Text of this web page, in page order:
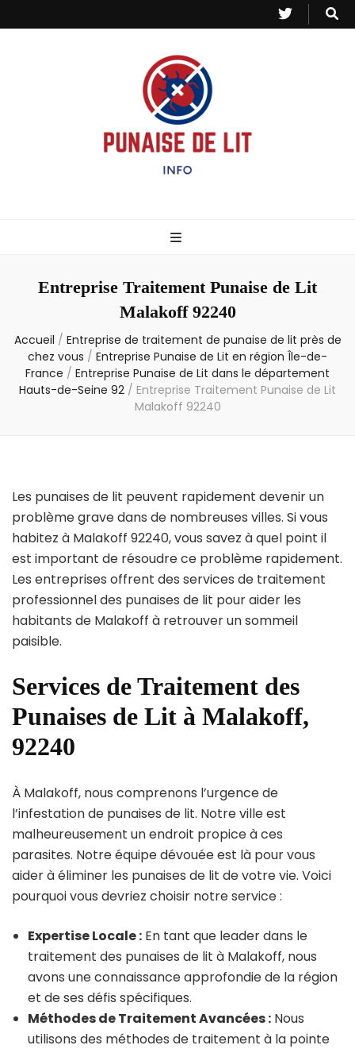
– Info
Entreprise Traitement Punaise de Lit
Malakoff 92240
Accueil / Entreprise de traitement de punaise de lit près de
chez vous / Entreprise Punaise de Lit en région Île-de-
France / Entreprise Punaise de Lit dans le département
Hauts-de-Seine 92 / Entreprise Traitement Punaise de Lit
Malakoff 92240
Les punaises de lit peuvent rapidement devenir un
problème grave dans de nombreuses villes. Si vous
habitez à Malakoff 92240, vous savez à quel point il
est important de résoudre ce problème rapidement.
Les entreprises offrent des services de traitement
professionnel des punaises de lit pour aider les
habitants de Malakoff à retrouver un sommeil
paisible.
Services de Traitement des
Punaises de Lit à Malakoff,
92240
À Malakoff, nous comprenons l’urgence de
l’infestation de punaises de lit. Notre ville est
malheureusement un endroit propice à ces
parasites. Notre équipe dévouée est là pour vous
aider à éliminer les punaises de lit de votre vie. Voici
pourquoi vous devriez choisir notre service :
Expertise Locale : En tant que leader dans le
traitement des punaises de lit à Malakoff, nous
avons une connaissance approfondie de la région
et de ses défis spécifiques.
Méthodes de Traitement Avancées : Nous
utilisons des méthodes de traitement à la pointe